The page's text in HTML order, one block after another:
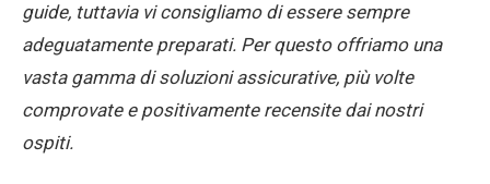
guide, tuttavia vi consigliamo di essere sempre
adeguatamente preparati. Per questo offriamo una
vasta gamma di soluzioni assicurative, più volte
comprovate e positivamente recensite dai nostri
ospiti.